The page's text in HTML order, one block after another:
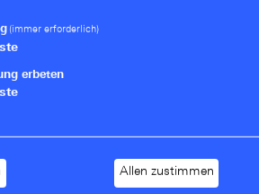
1800EF-5G
und 5G für sichere Standortvernetzung
(immer erforderlich)
erbeten
Allen zustimmen